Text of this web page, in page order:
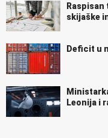
skijaške
Deficit u
Leonija i